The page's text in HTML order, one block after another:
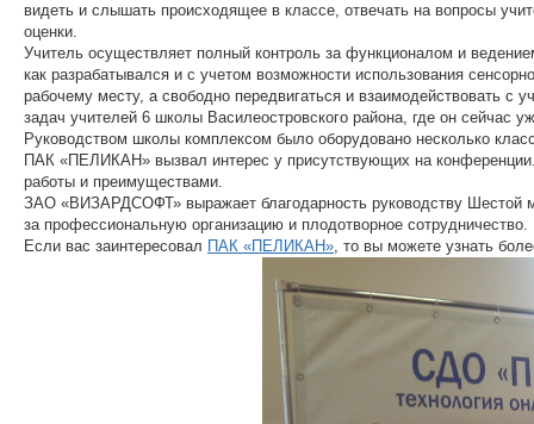
видеть и слышать происходящее в классе, отвечать на вопросы
оценки.
Учитель осуществляет полный контроль за функционалом и
как разрабатывался и с учетом возможности использования
рабочему месту, а свободно передвигаться и взаимодействовать
задач учителей 6 школы Василеостровского района, где он сейчас
Руководством школы комплексом было оборудовано несколько
ПАК «ПЕЛИКАН» вызвал интерес у присутствующих на
работы и преимуществами.
ЗАО «ВИЗАРДСОФТ» выражает благодарность руководству Шестой
за профессиональную организацию и плодотворное сотрудничество.
Если вас заинтересовал ПАК «ПЕЛИКАН», то вы можете узнать